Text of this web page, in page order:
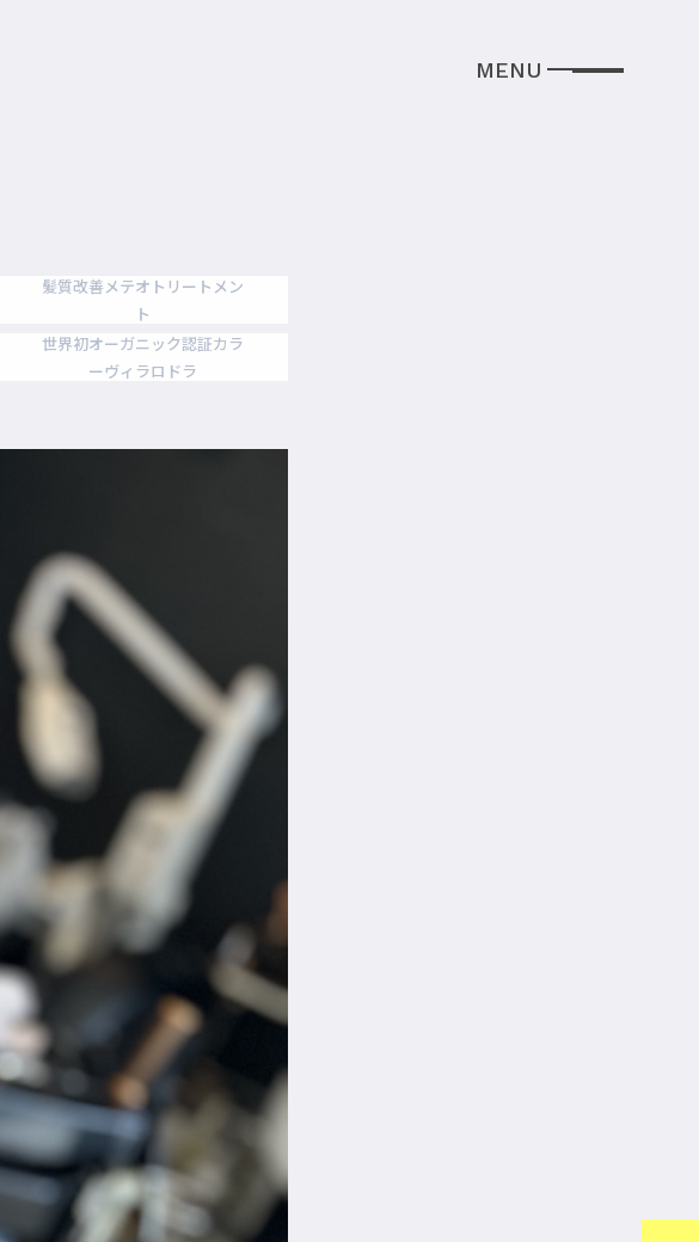
髪質改善メテオトリートメン
ト
世界初オーガニック認証カラ
ーヴィラロドラ